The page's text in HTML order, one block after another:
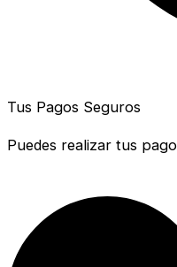
Tus Pagos Seguros
Puedes realizar tus